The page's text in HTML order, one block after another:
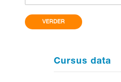
VERDER
Cursus data